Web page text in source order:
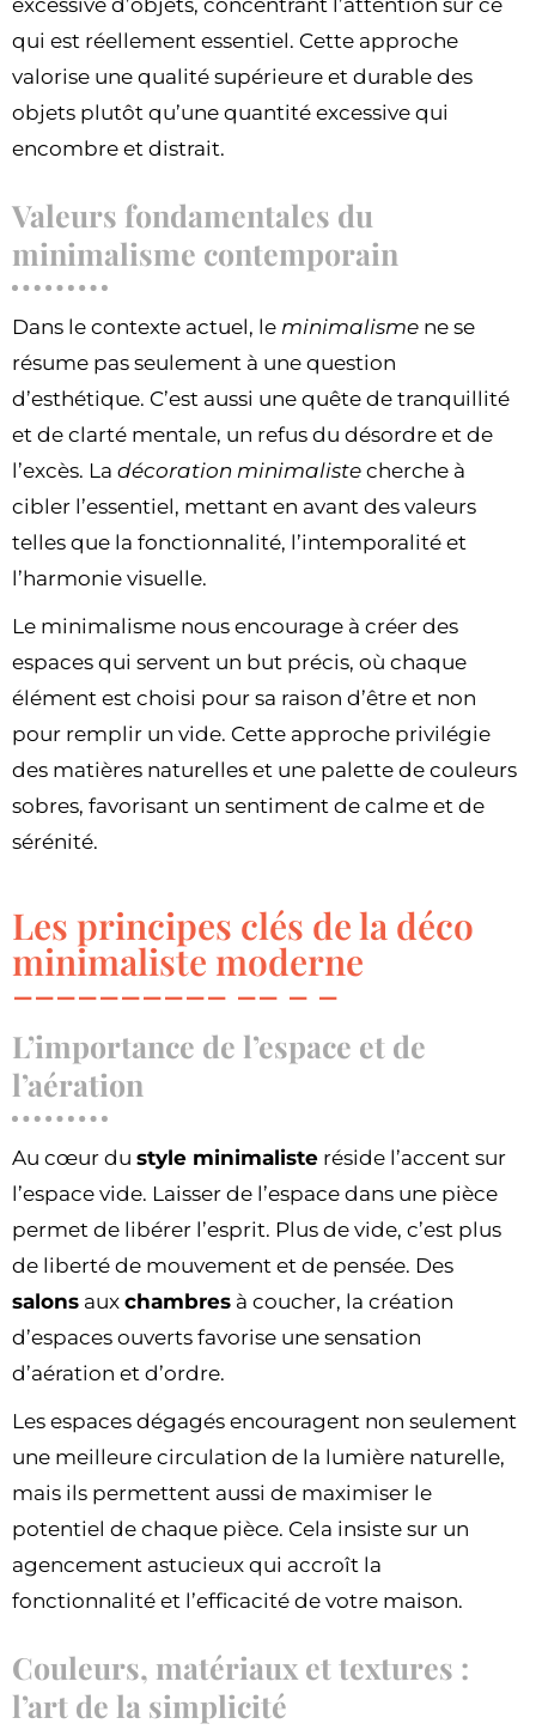
qui est réellement essentiel. Cette approche
valorise une qualité supérieure et durable des
objets plutôt qu’une quantité excessive qui
encombre et distrait.
Valeurs fondamentales du
minimalisme contemporain
Dans le contexte actuel, le minimalisme ne se
résume pas seulement à une question
d’esthétique. C’est aussi une quête de tranquillité
et de clarté mentale, un refus du désordre et de
l’excès. La décoration minimaliste cherche à
cibler l’essentiel, mettant en avant des valeurs
telles que la fonctionnalité, l’intemporalité et
l’harmonie visuelle.
Le minimalisme nous encourage à créer des
espaces qui servent un but précis, où chaque
élément est choisi pour sa raison d’être et non
pour remplir un vide. Cette approche privilégie
des matières naturelles et une palette de couleurs
sobres, favorisant un sentiment de calme et de
sérénité.
Les principes clés de la déco
minimaliste moderne
L’importance de l’espace et de
l’aération
Au cœur du style minimaliste réside l’accent sur
l’espace vide. Laisser de l’espace dans une pièce
permet de libérer l’esprit. Plus de vide, c’est plus
de liberté de mouvement et de pensée. Des
salons aux chambres à coucher, la création
d’espaces ouverts favorise une sensation
d’aération et d’ordre.
Les espaces dégagés encouragent non seulement
une meilleure circulation de la lumière naturelle,
mais ils permettent aussi de maximiser le
potentiel de chaque pièce. Cela insiste sur un
agencement astucieux qui accroît la
fonctionnalité et l’efficacité de votre maison.
Couleurs, matériaux et textures :
l’art de la simplicité